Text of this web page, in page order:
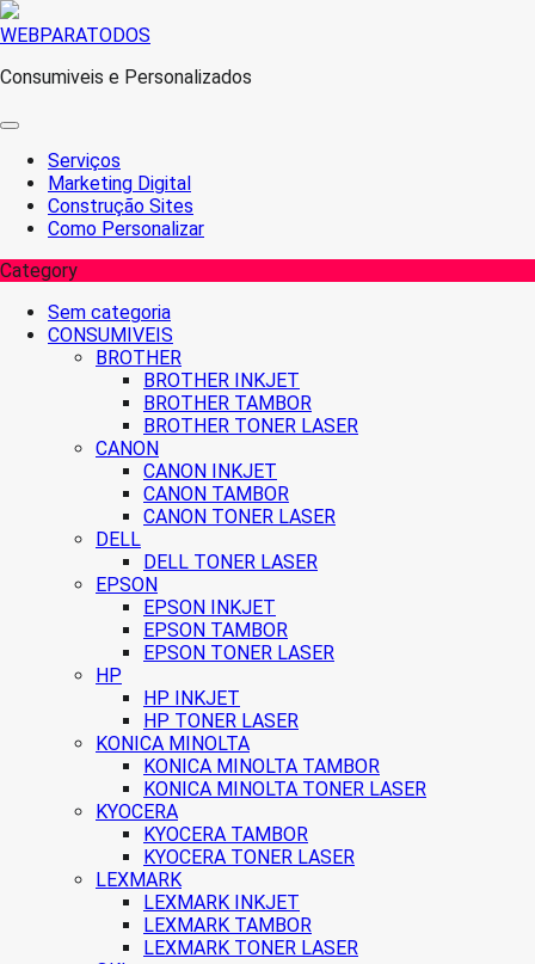
Skip
content
WEBPARATODOS
Consumiveis e Personalizados
Serviços
Marketing Digital
Construção Sites
Como Personalizar
Category
Sem categoria
CONSUMIVEIS
BROTHER
BROTHER INKJET
BROTHER TAMBOR
BROTHER TONER LASER
CANON
CANON INKJET
CANON TAMBOR
CANON TONER LASER
DELL
DELL TONER LASER
EPSON
EPSON INKJET
EPSON TAMBOR
EPSON TONER LASER
HP
HP INKJET
HP TONER LASER
KONICA MINOLTA
KONICA MINOLTA TAMBOR
KONICA MINOLTA TONER LASER
KYOCERA
KYOCERA TAMBOR
KYOCERA TONER LASER
LEXMARK
LEXMARK INKJET
LEXMARK TAMBOR
LEXMARK TONER LASER